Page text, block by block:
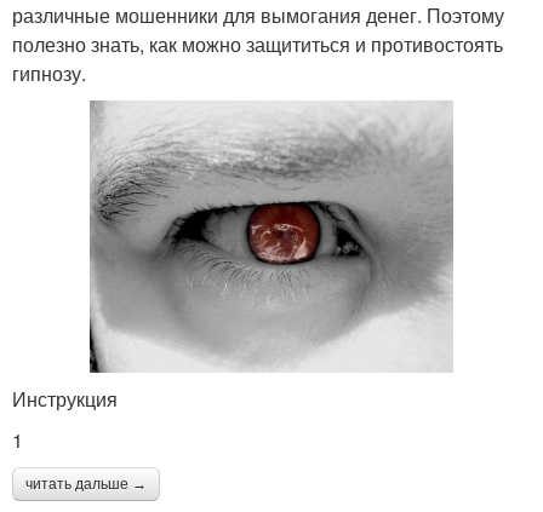
различные мошенники для вымогания денег. Поэтому
полезно знать, как можно защититься и противостоять
гипнозу.
Инструкция
1
читать дальше →